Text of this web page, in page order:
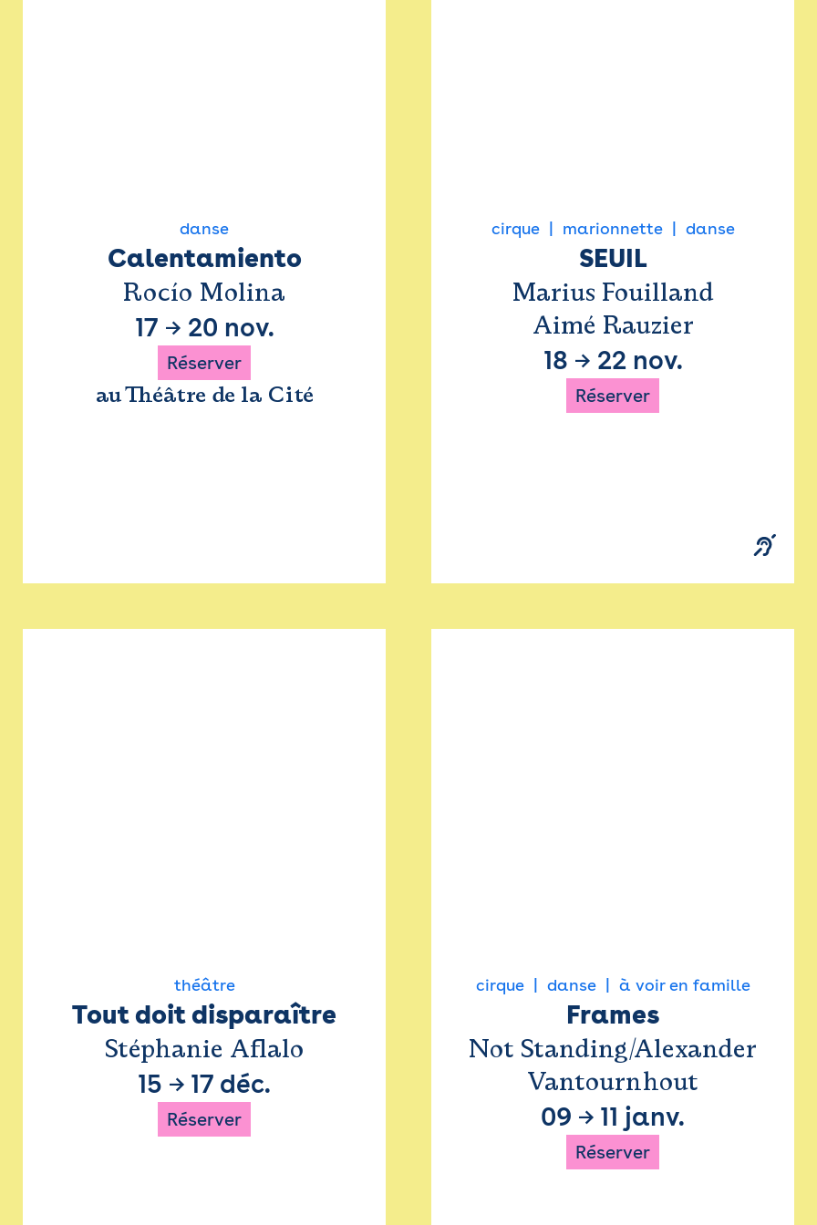
danse
Calentamiento
Rocío Molina
17 → 20 nov.
Réserver
au Théâtre de la Cité
cirque marionnette danse
SEUIL
Marius Fouilland
Aimé Rauzier
18 → 22 nov.
Réserver
théâtre
Tout doit disparaître
Stéphanie Aflalo
15 → 17 déc.
Réserver
cirque danse à voir en famille
Frames
Not Standing/Alexander
Vantournhout
09 → 11 janv.
Réserver